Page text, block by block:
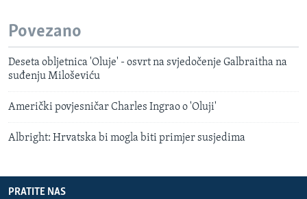
Povezano
Deseta obljetnica 'Oluje' - osvrt na svjedočenje Galbraitha na
suđenju Miloševiću
Američki povjesničar Charles Ingrao o 'Oluji'
Albright: Hrvatska bi mogla biti primjer susjedima
PRATITE NAS